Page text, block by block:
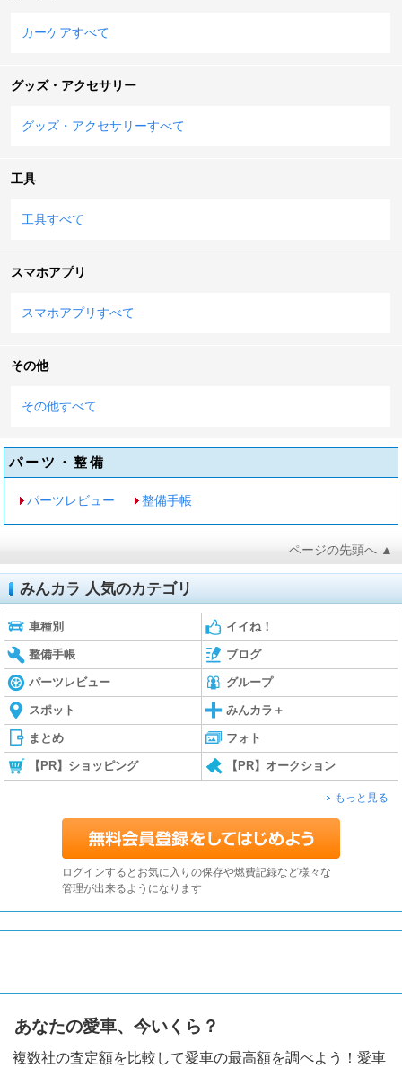
カーケアすべて
グッズ・アクセサリー
グッズ・アクセサリーすべて
工具
工具すべて
スマホアプリ
スマホアプリすべて
その他
その他すべて
パーツ・整備
パーツレビュー 整備手帳
ページの先頭へ ▲
みんカラ 人気のカテゴリ
車種別 イイね！
整備手帳 ブログ
パーツレビュー グループ
スポット みんカラ＋
まとめ フォト
【PR】ショッピング 【PR】オークション
もっと見る
ログインするとお気に入りの保存や燃費記録など様々な
管理が出来るようになります
あなたの愛車、今いくら？
複数社の査定額を比較して愛車の最高額を調べよう！愛車